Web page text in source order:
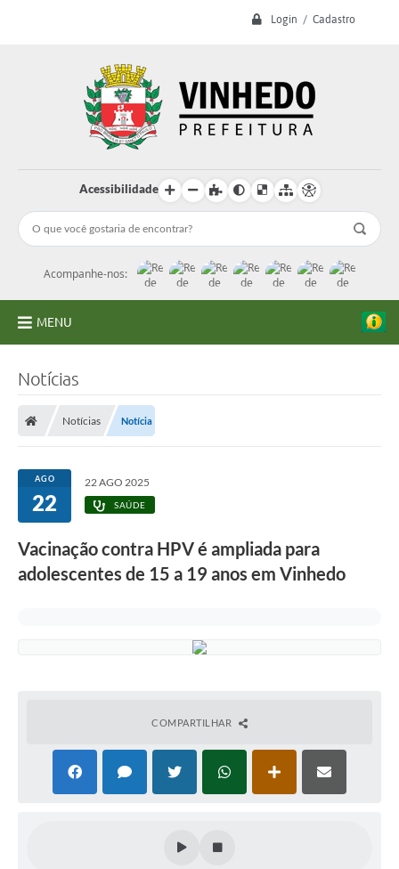
Login / Cadastro
Acessibilidade
Acompanhe-nos:
MENU
Licitações
Transparência
Concursos e Processos Seletivos
Normas e Legislação
Notícias
Notícias Notícia
AGO
22
22 AGO 2025
SAÚDE
Vacinação contra HPV é ampliada para
adolescentes de 15 a 19 anos em Vinhedo
COMPARTILHAR